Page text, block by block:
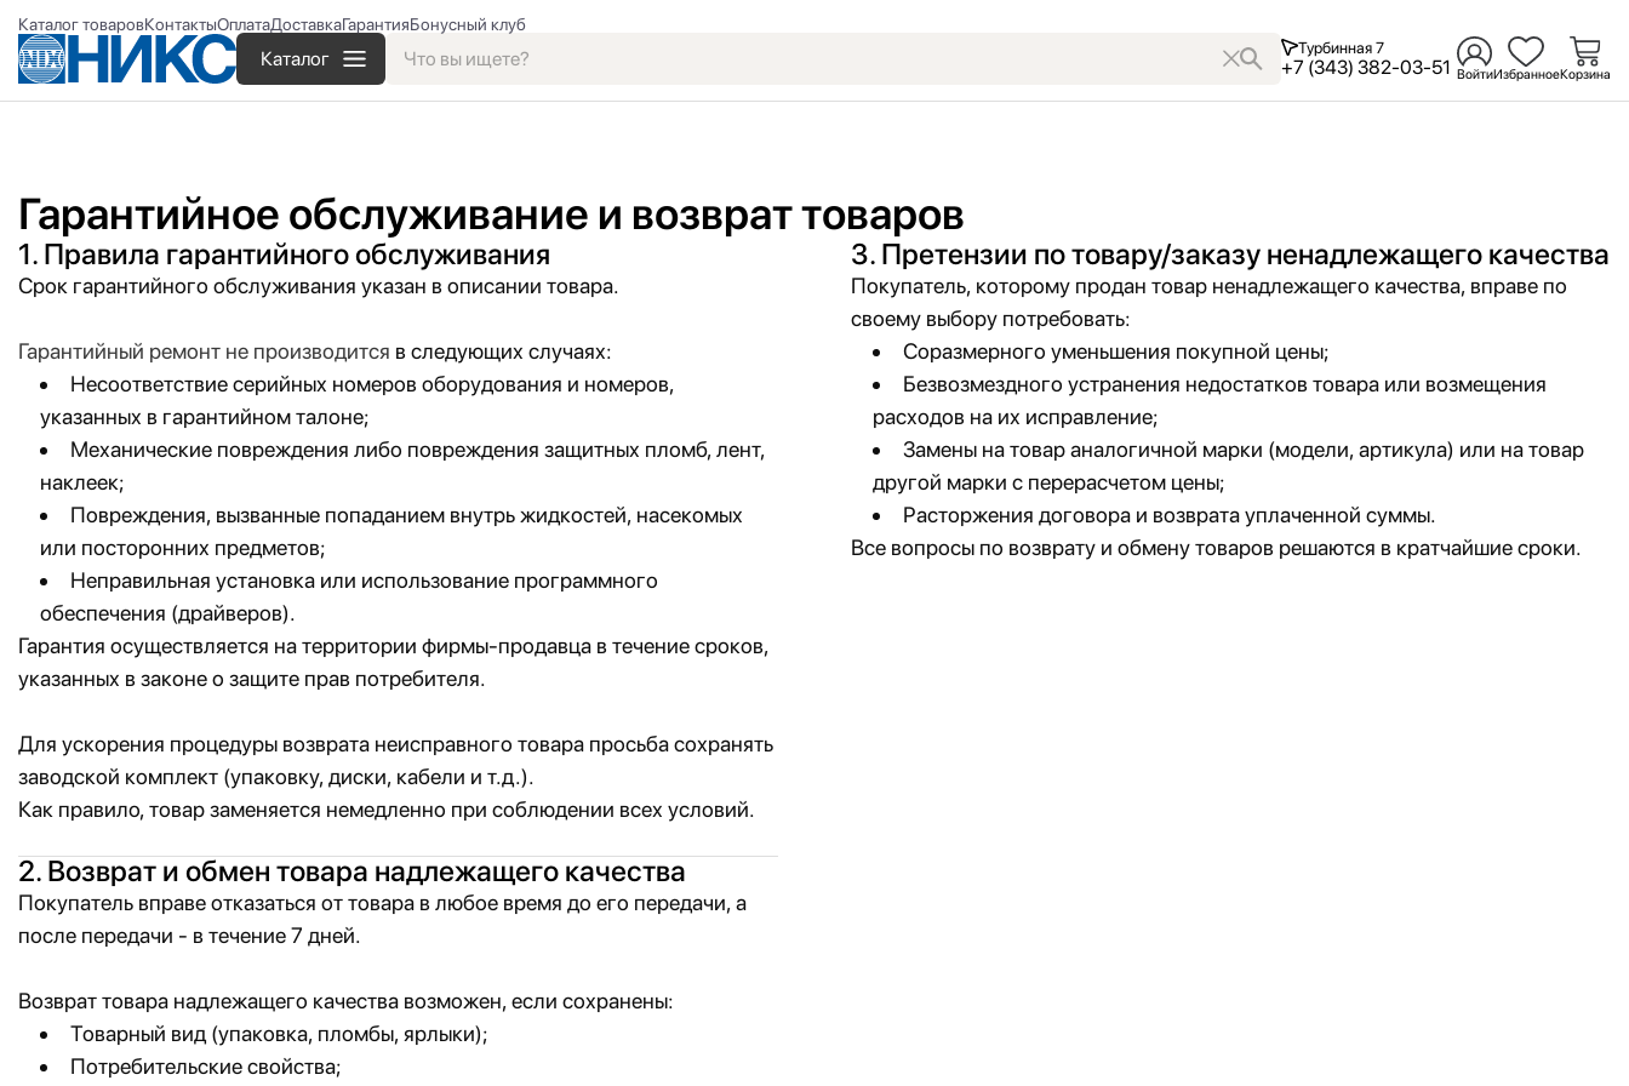
Каталог товаровКонтактыОплатаДоставкаГарантияБонусный клуб
Каталог Турбинная 7
+7 (343) 382-03-51 ВойтиИзбранноеКорзина
Гарантийное обслуживание и возврат товаров
1. Правила гарантийного обслуживания
Срок гарантийного обслуживания указан в описании товара.
Гарантийный ремонт не производится в следующих случаях:
Несоответствие серийных номеров оборудования и номеров,
указанных в гарантийном талоне;
Механические повреждения либо повреждения защитных пломб, лент,
наклеек;
Повреждения, вызванные попаданием внутрь жидкостей, насекомых
или посторонних предметов;
Неправильная установка или использование программного
обеспечения (драйверов).
Гарантия осуществляется на территории фирмы-продавца в течение сроков,
указанных в законе о защите прав потребителя.
Для ускорения процедуры возврата неисправного товара просьба сохранять
заводской комплект (упаковку, диски, кабели и т.д.).
Как правило, товар заменяется немедленно при соблюдении всех условий.
2. Возврат и обмен товара надлежащего качества
Покупатель вправе отказаться от товара в любое время до его передачи, а
после передачи - в течение 7 дней.
Возврат товара надлежащего качества возможен, если сохранены:
Товарный вид (упаковка, пломбы, ярлыки);
Потребительские свойства;
3. Претензии по товару/заказу ненадлежащего качества
Покупатель, которому продан товар ненадлежащего качества, вправе по
своему выбору потребовать:
Соразмерного уменьшения покупной цены;
Безвозмездного устранения недостатков товара или возмещения
расходов на их исправление;
Замены на товар аналогичной марки (модели, артикула) или на товар
другой марки с перерасчетом цены;
Расторжения договора и возврата уплаченной суммы.
Все вопросы по возврату и обмену товаров решаются в кратчайшие сроки.